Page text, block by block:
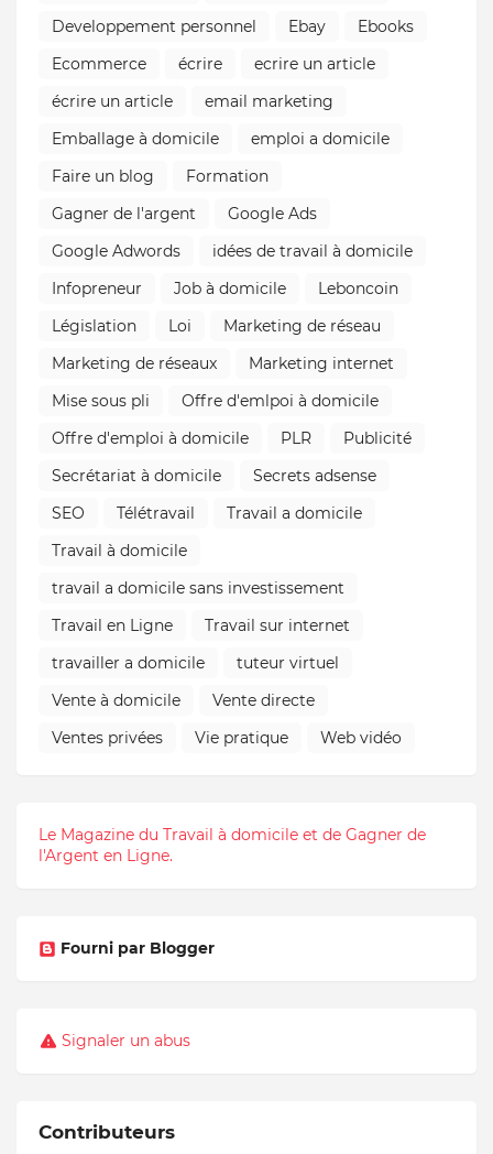
Developpement personnel
Ebay
Ebooks
Ecommerce
écrire
ecrire un article
écrire un article
email marketing
Emballage à domicile
emploi a domicile
Faire un blog
Formation
Gagner de l'argent
Google Ads
Google Adwords
idées de travail à domicile
Infopreneur
Job à domicile
Leboncoin
Législation
Loi
Marketing de réseau
Marketing de réseaux
Marketing internet
Mise sous pli
Offre d'emlpoi à domicile
Offre d'emploi à domicile
PLR
Publicité
Secrétariat à domicile
Secrets adsense
SEO
Télétravail
Travail a domicile
Travail à domicile
travail a domicile sans investissement
Travail en Ligne
Travail sur internet
travailler a domicile
tuteur virtuel
Vente à domicile
Vente directe
Ventes privées
Vie pratique Web vidéo
Le Magazine du Travail à domicile et de Gagner de
l'Argent en Ligne.
Fourni par Blogger
Signaler un abus
Contributeurs